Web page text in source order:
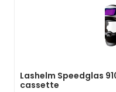
Lashelm Speedglas
cassette